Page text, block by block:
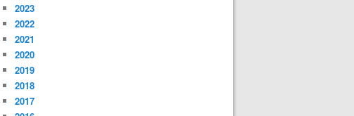
2023
2022
2021
2020
2019
2018
2017